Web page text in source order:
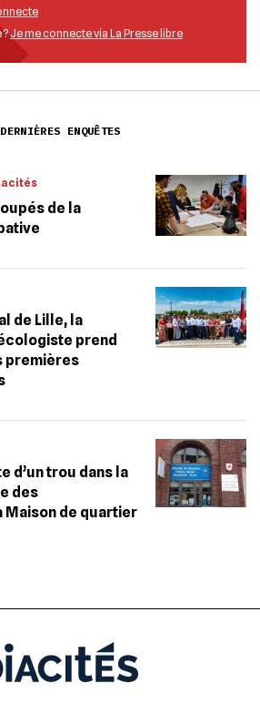
?Je me connecte via La Presse libre
ENQUÊTES
de la
de Lille, la
prend
premières
d’un trou dans la
des
Maison de quartier